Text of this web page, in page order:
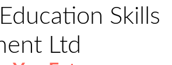
Skills
Ltd